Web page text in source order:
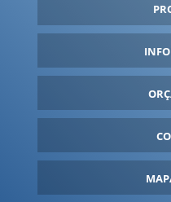
FANTASIA INFLÁVEL PREÇO
FORNECEDOR DE INFLÁVEIS